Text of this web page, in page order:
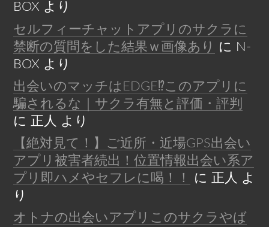
BOX より
セルフィーチャットアプリのサクラに
禁断の質問をした結果ｗ画像あり
に
N-
BOX より
出会いのマッチはEDGE⁉︎このアプリに
騙されるな｜サクラ有無と評価・評判
に
正人
より
【絶対見て！】ご近所・近場GPS出会い
アプリ被害者続出！位置情報出会い系ア
プリ即ハメやセフレに喝！！
に 正人
よ
り
オトナの出会いアプリこのサクラやば